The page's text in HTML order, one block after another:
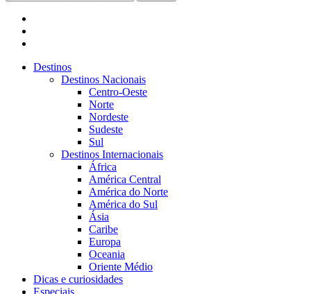
Destinos
Destinos Nacionais
Centro-Oeste
Norte
Nordeste
Sudeste
Sul
Destinos Internacionais
África
América Central
América do Norte
América do Sul
Ásia
Caribe
Europa
Oceania
Oriente Médio
Dicas e curiosidades
Especiais